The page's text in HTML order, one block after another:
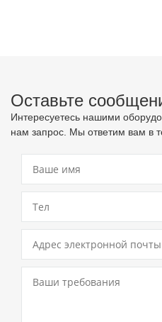
Оставьте
Интересуетесь нашими
нам запрос. Мы ответим вам в